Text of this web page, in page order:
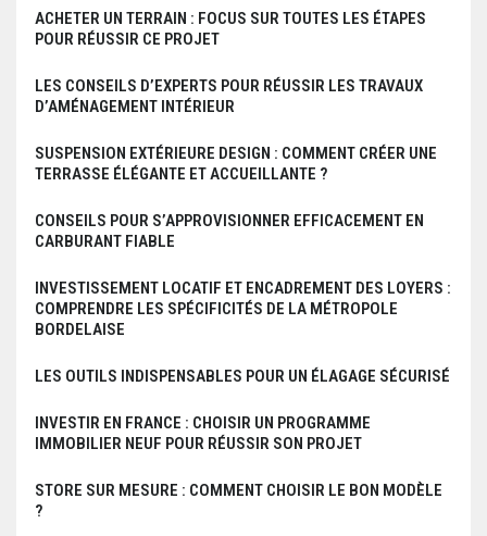
ACHETER UN TERRAIN : FOCUS SUR TOUTES LES ÉTAPES
POUR RÉUSSIR CE PROJET
LES CONSEILS D’EXPERTS POUR RÉUSSIR LES TRAVAUX
D’AMÉNAGEMENT INTÉRIEUR
SUSPENSION EXTÉRIEURE DESIGN : COMMENT CRÉER UNE
TERRASSE ÉLÉGANTE ET ACCUEILLANTE ?
CONSEILS POUR S’APPROVISIONNER EFFICACEMENT EN
CARBURANT FIABLE
INVESTISSEMENT LOCATIF ET ENCADREMENT DES LOYERS :
COMPRENDRE LES SPÉCIFICITÉS DE LA MÉTROPOLE
BORDELAISE
LES OUTILS INDISPENSABLES POUR UN ÉLAGAGE SÉCURISÉ
INVESTIR EN FRANCE : CHOISIR UN PROGRAMME
IMMOBILIER NEUF POUR RÉUSSIR SON PROJET
STORE SUR MESURE : COMMENT CHOISIR LE BON MODÈLE
?